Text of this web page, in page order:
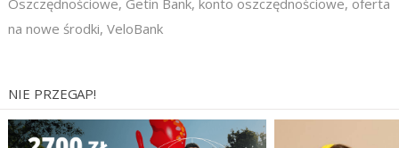
na nowe środki, VeloBank
NIE PRZEGAP!